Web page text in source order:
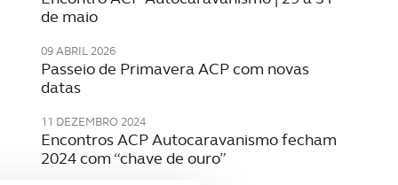
de maio
09 ABRIL 2026
Passeio de Primavera ACP com novas
datas
11 DEZEMBRO 2024
Encontros ACP Autocaravanismo fecham
2024 com “chave de ouro”